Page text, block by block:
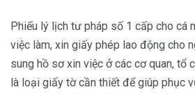
Phiếu lý lịch tư pháp số 1 cấp cho cá
việc làm, xin giấy phép lao động cho
sung hồ sơ xin việc ở các cơ quan, tổ
là loại giấy tờ cần thiết để giúp phục